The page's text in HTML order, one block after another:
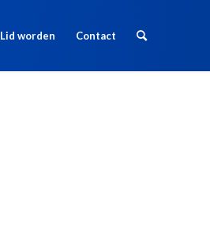
Lid worden Contact